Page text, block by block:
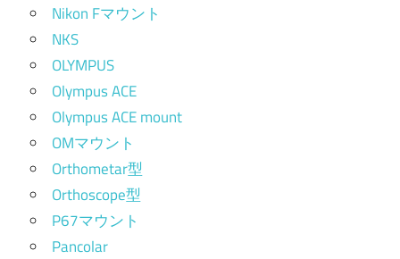
Nikon Fマウント
NKS
OLYMPUS
Olympus ACE
Olympus ACE mount
OMマウント
Orthometar型
Orthoscope型
P67マウント
Pancolar